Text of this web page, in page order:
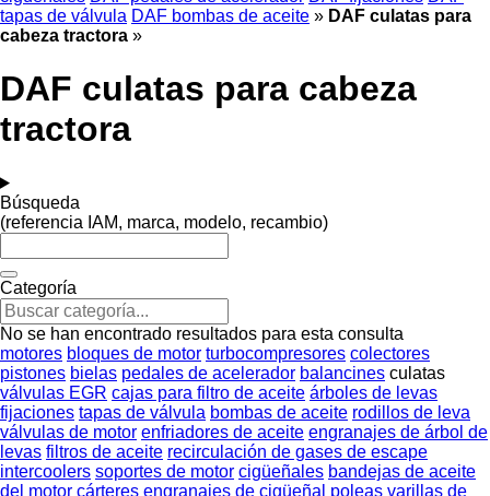
tapas de válvula DAF bombas de aceite » DAF culatas para
cabeza tractora »
DAF culatas para cabeza
tractora
Búsqueda
(referencia IAM, marca, modelo, recambio)
Categoría
No se han encontrado resultados para esta consulta
motores bloques de motor turbocompresores colectores
pistones bielas pedales de acelerador balancines culatas
válvulas EGR cajas para filtro de aceite árboles de levas
fijaciones tapas de válvula bombas de aceite rodillos de leva
válvulas de motor enfriadores de aceite engranajes de árbol de
levas filtros de aceite recirculación de gases de escape
intercoolers soportes de motor cigüeñales bandejas de aceite
del motor cárteres engranajes de cigüeñal poleas varillas de